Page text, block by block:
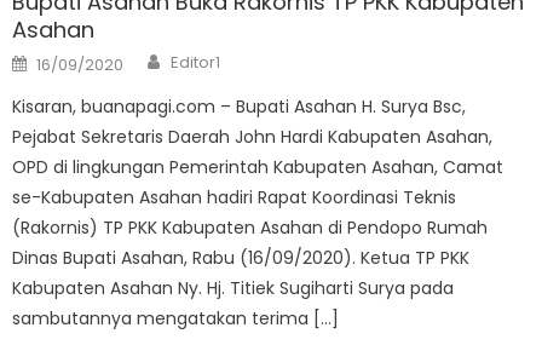
Asahan
Posted
on
16/09/2020 Author
Editor1
Kisaran, buanapagi.com – Bupati Asahan H. Surya Bsc,
Pejabat Sekretaris Daerah John Hardi Kabupaten Asahan,
OPD di lingkungan Pemerintah Kabupaten Asahan, Camat
se-Kabupaten Asahan hadiri Rapat Koordinasi Teknis
(Rakornis) TP PKK Kabupaten Asahan di Pendopo Rumah
Dinas Bupati Asahan, Rabu (16/09/2020). Ketua TP PKK
Kabupaten Asahan Ny. Hj. Titiek Sugiharti Surya pada
sambutannya mengatakan terima […]